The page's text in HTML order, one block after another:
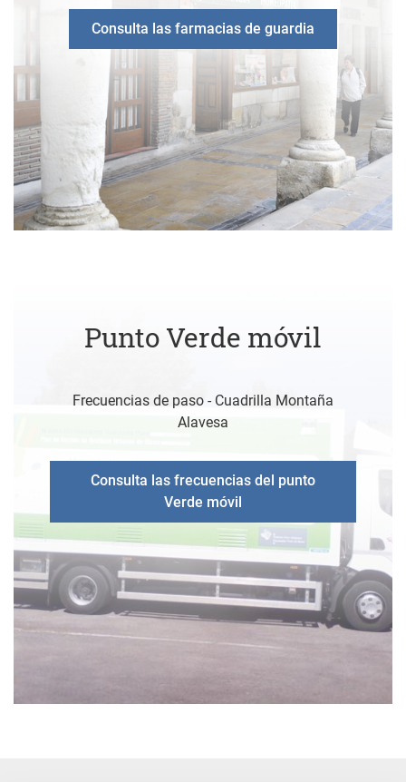
Consulta las farmacias de guardia
Punto Verde móvil
Frecuencias de paso - Cuadrilla Montaña
Alavesa
Consulta las frecuencias del punto
Verde móvil